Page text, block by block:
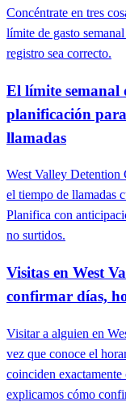
Concéntrate en tres
límite de gasto
registro sea correcto.
El límite semanal
planificación
llamadas
West Valley Detention
el tiempo de llamadas
Planifica con
no surtidos.
Visitas en West
confirmar días,
Visitar a alguien en
vez que conoce el
coinciden
explicamos cómo